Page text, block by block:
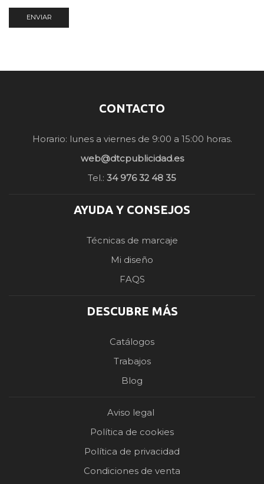
CONTACTO
Horario: lunes a viernes de 9:00 a 15:00 horas.
web@dtcpublicidad.es
Tel.: 34 976 32 48 35
AYUDA Y CONSEJOS
Técnicas de marcaje
Mi diseño
FAQS
DESCUBRE MÁS
Catálogos
Trabajos
Blog
Aviso legal
Política de cookies
Política de privacidad
Condiciones de venta